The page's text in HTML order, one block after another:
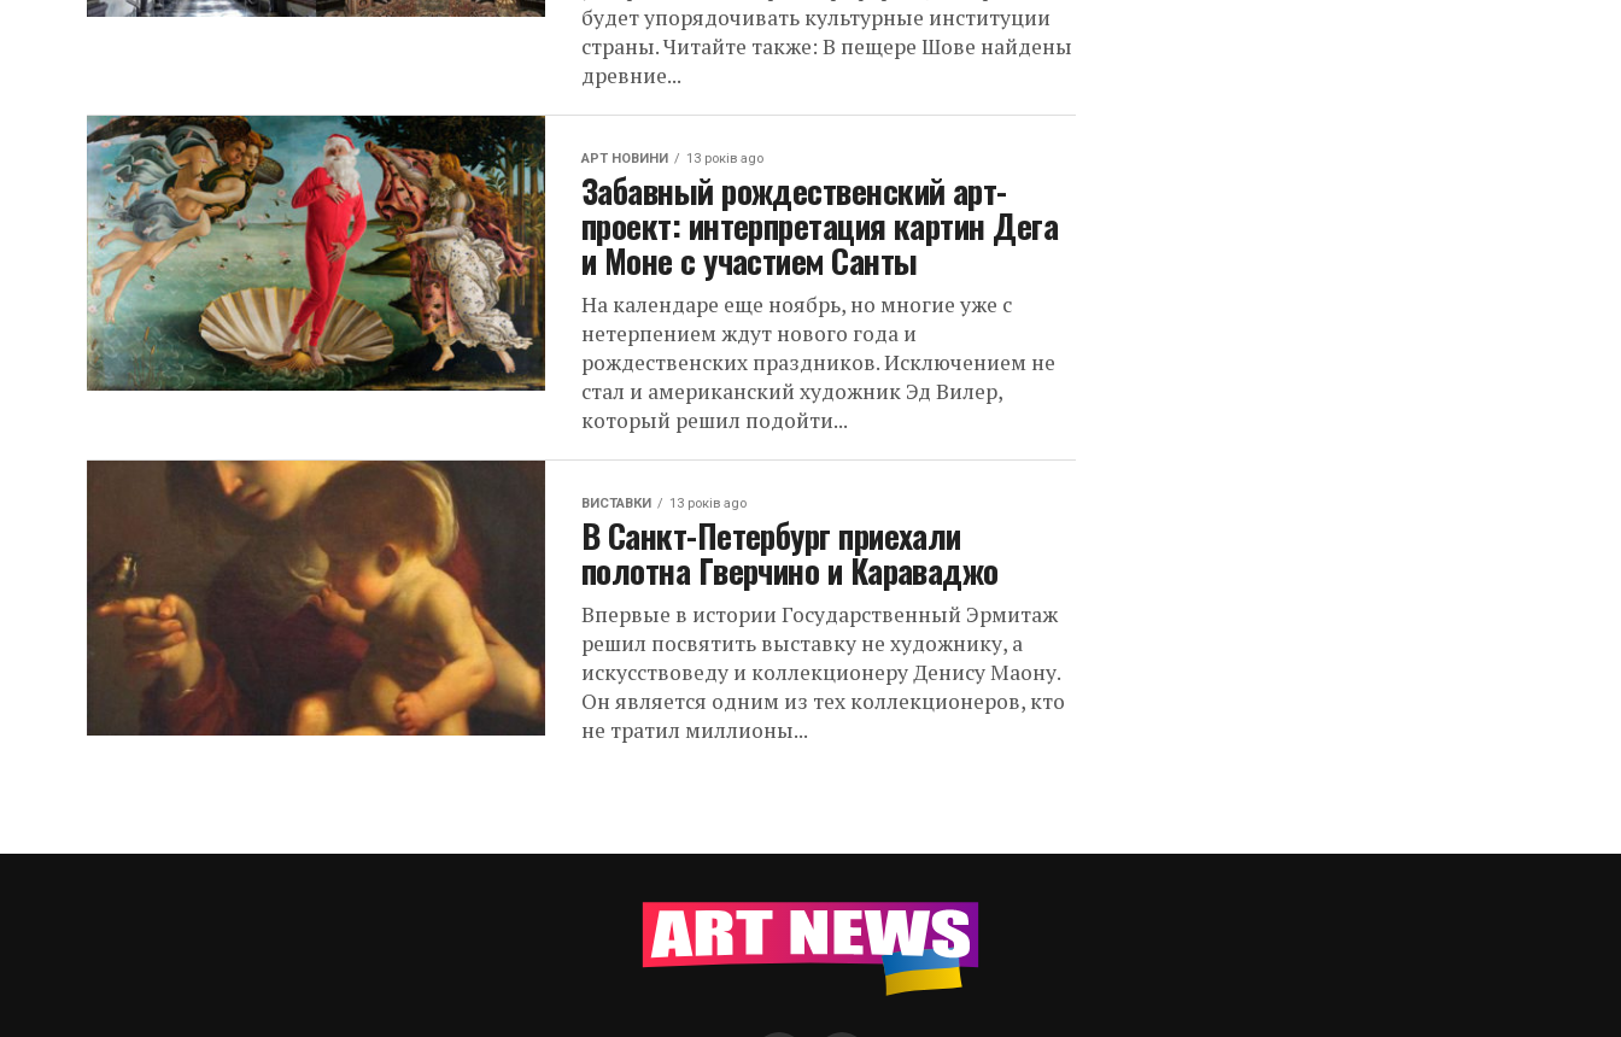
будет упорядочивать культурные институции
страны. Читайте также: В пещере Шове найдены
древние...
АРТ НОВИНИ 13 років ago
Забавный рождественский арт-
проект: интерпретация картин Дега
и Моне с участием Санты
На календаре еще ноябрь, но многие уже с
нетерпением ждут нового года и
рождественских праздников. Исключением не
стал и американский художник Эд Вилер,
который решил подойти...
ВИСТАВКИ 13 років ago
В Санкт-Петербург приехали
полотна Гверчино и Караваджо
Впервые в истории Государственный Эрмитаж
решил посвятить выставку не художнику, а
искусствоведу и коллекционеру Денису Маону.
Он является одним из тех коллекционеров, кто
не тратил миллионы...